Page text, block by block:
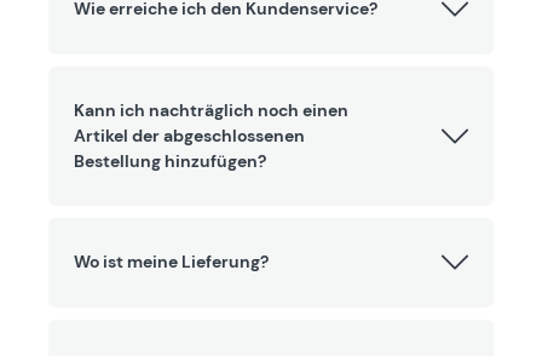
Wie erreiche ich den Kundenservice?
Kann ich nachträglich noch einen
Artikel der abgeschlossenen
Bestellung hinzufügen?
Wo ist meine Lieferung?